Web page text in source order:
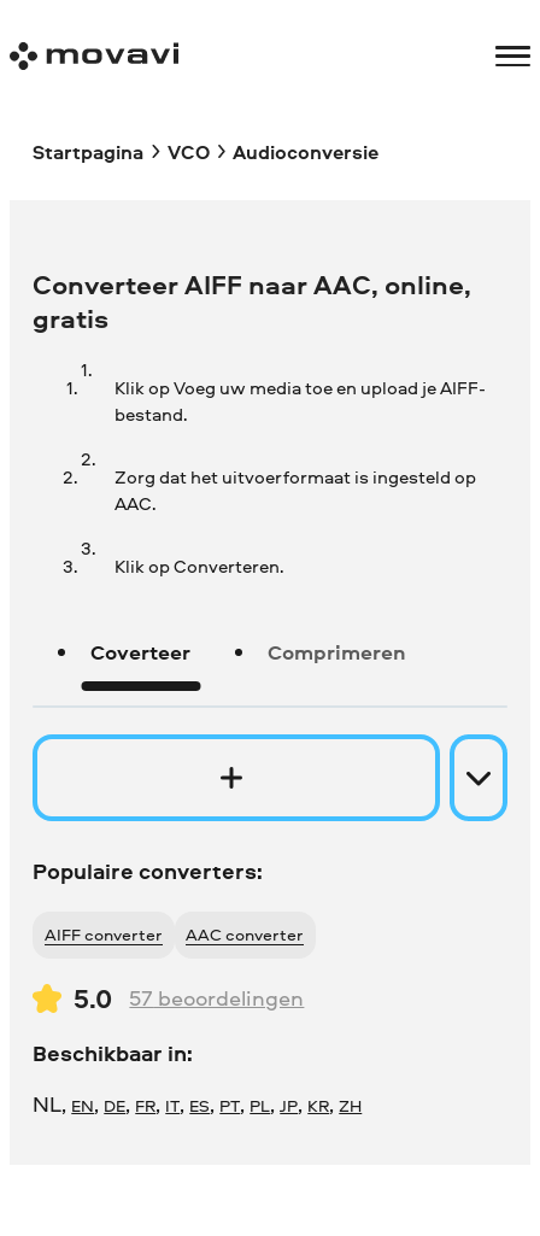
Startpagina VCO Audioconversie
Converteer AIFF naar AAC, online,
gratis
Klik op Voeg uw media toe en upload je AIFF-
bestand.
Zorg dat het uitvoerformaat is ingesteld op
AAC.
Klik op Converteren.
Coverteer Comprimeren
Populaire converters:
AIFF converter AAC converter
5.0 57 beoordelingen
Beschikbaar in:
NL, EN, DE, FR, IT, ES, PT, PL,JP, KR,ZH